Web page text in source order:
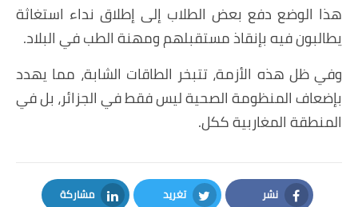
هذا الوضع دفع بعض الطلاب إلى إطلاق نداء استغاثة
يطالبون فيه بإنقاذ مستقبلهم ومهنة الطب في البلاد.
وفي ظل هذه الأزمة، تتبخر الطاقات الشابة، مما يهدد
بإضعاف المنظومة الصحية ليس فقط في الجزائر، بل في
المنطقة المغاربية ككل.
نشر تغريد مشاركة